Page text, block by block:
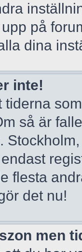
på
dina
inte!
tiderna
så är
flesta
det nu!
men